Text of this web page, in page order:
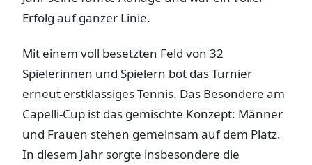
Erfolg auf ganzer Linie.
Mit einem voll besetzten Feld von 32
Spielerinnen und Spielern bot das Turnier
erneut erstklassiges Tennis. Das Besondere am
Capelli-Cup ist das gemischte Konzept: Männer
und Frauen stehen gemeinsam auf dem Platz.
In diesem Jahr sorgte insbesondere die